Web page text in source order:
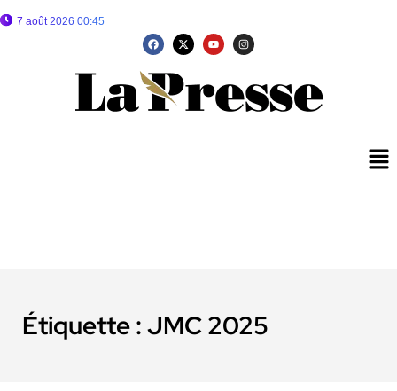
7 août 2026 00:45
Étiquette :JMC 2025